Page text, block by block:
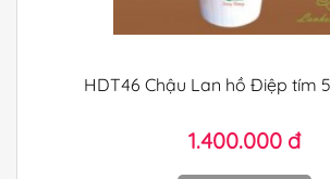
HDT46 Chậu Lan hồ Điệp tím
1.400.000 đ